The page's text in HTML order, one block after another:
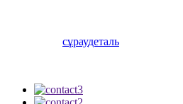
сұраудеталь